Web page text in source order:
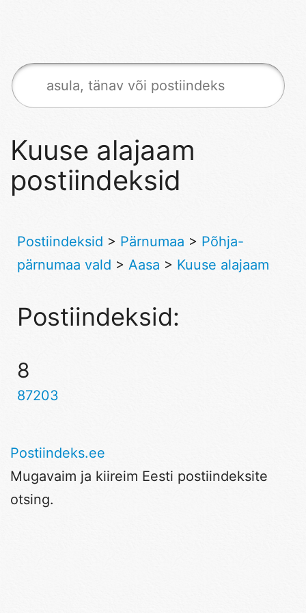
Kuuse alajaam
postiindeksid
Postiindeksid > Pärnumaa > Põhja-
pärnumaa vald > Aasa > Kuuse alajaam
Postiindeksid:
8
87203
Postiindeks.ee
Mugavaim ja kiireim Eesti postiindeksite
otsing.